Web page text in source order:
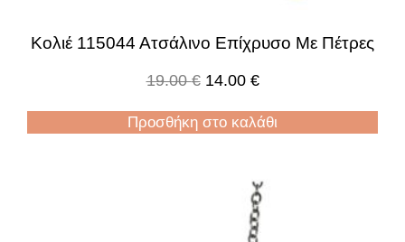
Κολιέ 115044 Ατσάλινο Επίχρυσο Με Πέτρες
19.00€ 14.00 €
Προσθήκη στο καλάθι